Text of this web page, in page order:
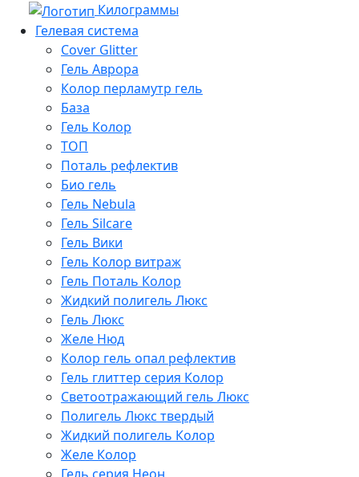
Килограммы
Гелевая система
Cover Glitter
Гель Аврора
Колор перламутр гель
База
Гель Колор
ТОП
Поталь рефлектив
Био гель
Гель Nebula
Гель Silcare
Гель Вики
Гель Колор витраж
Гель Поталь Колор
Жидкий полигель Люкс
Гель Люкс
Желе Нюд
Колор гель опал рефлектив
Гель глиттер серия Колор
Светоотражающий гель Люкс
Полигель Люкс твердый
Жидкий полигель Колор
Желе Колор